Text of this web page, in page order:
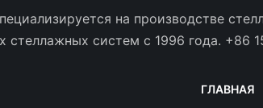
на производстве
стеллажных систем с 1996 года. +86
ГЛАВНАЯ